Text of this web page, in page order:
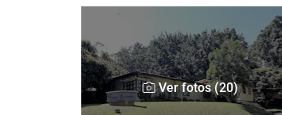
Ver fotos (20)